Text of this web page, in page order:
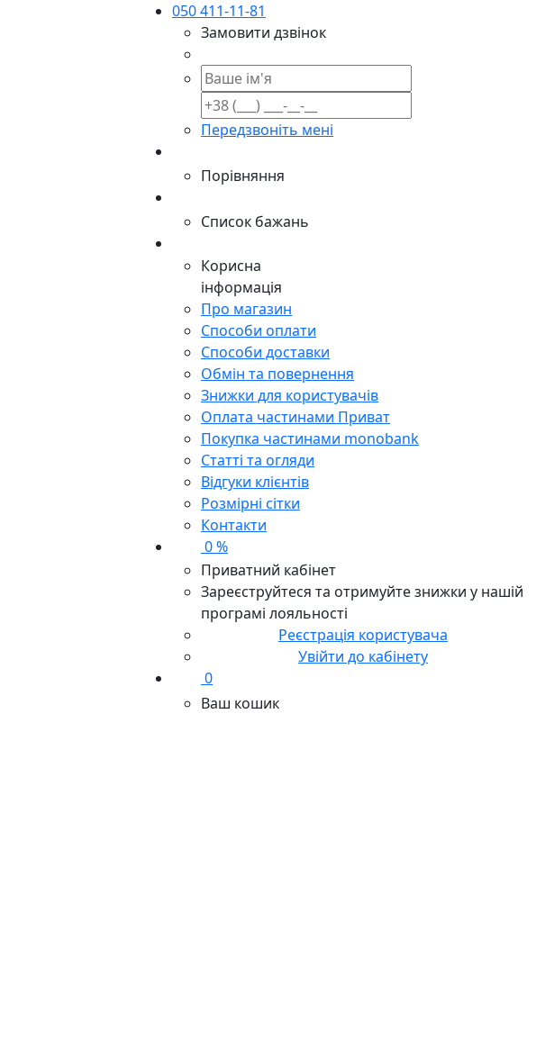
050 411-11-81
Замовити дзвінок
Передзвоніть мені
Порівняння
Список бажань
Корисна
інформація
Про магазин
Способи оплати
Способи доставки
Обмін та повернення
Знижки для користувачів
Оплата частинами Приват
Покупка частинами monobank
Статті та огляди
Відгуки клієнтів
Розмірні сітки
Контакти
0 %
Приватний кабінет
Зареєструйтеся та отримуйте знижки у нашій
програмі лояльності
Реєстрація користувача
Увійти до кабінету
0
Ваш кошик